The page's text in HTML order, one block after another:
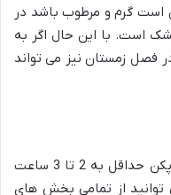
است گرم و مرطوب باشد در
است. با این حال اگر به
فصل زمستان نیز می تواند
برای بازدید کامل از معبد کنفوسیوس پکن حداقل به 2 تا 3 ساعت
توانید از تمامی بخش های